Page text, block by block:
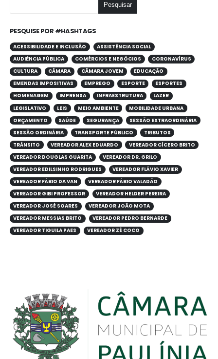
Pesquisar
PESQUISE POR #HASHTAGS
ACESSIBILIDADE E INCLUSÃO
ASSISTÊNCIA SOCIAL
AUDIÊNCIA PÚBLICA
COMÉRCIOS E NEGÓCIOS
CORONAVÍRUS
CULTURA
CÂMARA CÂMARA JOVEM
EDUCAÇÃO
EMENDAS IMPOSITIVAS
EMPREGO ESPORTE
ESPORTES
HOMENAGEM
IMPRENSA INFRAESTRUTURA
LAZER
LEGISLATIVO
LEIS MEIO AMBIENTE
MOBILIDADE URBANA
ORÇAMENTO
SAÚDE SEGURANÇA
SESSÃO EXTRAORDINÁRIA
SESSÃO ORDINÁRIA
TRANSPORTE PÚBLICO
TRIBUTOS
TRÂNSITO
VEREADOR ALEX EDUARDO
VEREADOR CÍCERO BRITO
VEREADOR DOUGLAS GUARITA
VEREADOR DR. GRILO
VEREADOR EDILSINHO RODRIGUES
VEREADOR FLÁVIO XAVIER
VEREADOR FÁBIO DA VAN
VEREADOR FÁBIO VALADÃO
VEREADOR GIBI PROFESSOR
VEREADOR HELDER PEREIRA
VEREADOR JOSÉ SOARES
VEREADOR JOÃO MOTA
VEREADOR MESSIAS BRITO
VEREADOR PEDRO BERNARDE
VEREADOR TIGUILA PAES
VEREADOR ZÉ COCO